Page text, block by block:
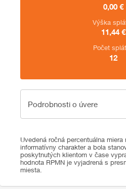
0,00 €
Výška
11,44 €
Počet
12
Podrobnosti o úvere
Podrobnosti o úvere
Uvedená ročná percentuálna miera
informatívny charakter a bola
poskytnutých klientom v čase
hodnota RPMN je vyjadrená s
miesta.